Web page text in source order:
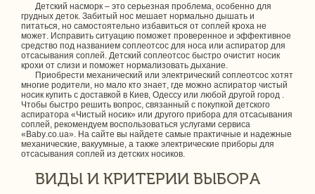
Детский насморк – это серьезная проблема, особенно для
грудных деток. Забитый нос мешает нормально дышать и
питаться, но самостоятельно избавиться от соплей кроха не
может. Исправить ситуацию поможет проверенное и эффективное
средство под названием соплеотсос для носа или аспиратор для
отсасывания соплей. Детский соплеотсос быстро очистит носик
крохи от слизи и поможет нормализовать дыхание.
Приобрести механический или электрический соплеотсос хотят
многие родители, но мало кто знает, где можно аспиратор чистый
носик купить с доставкой в Киев, Одессу или любой другой город .
Чтобы быстро решить вопрос, связанный с покупкой детского
аспиратора «Чистый носик» или другого прибора для отсасывания
соплей, рекомендуем воспользоваться услугами сервиса
«Baby.co.ua». На сайте вы найдете самые практичные и надежные
механические, вакуумные, а также электрические приборы для
отсасывания соплей из детских носиков.
ВИДЫ И КРИТЕРИИ ВЫБОРА